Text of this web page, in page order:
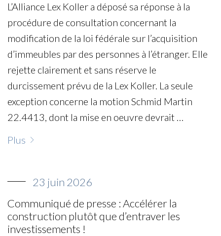
L’Alliance Lex Koller a déposé sa réponse à la
procédure de consultation concernant la
modification de la loi fédérale sur l’acquisition
d’immeubles par des personnes à l’étranger. Elle
rejette clairement et sans réserve le
durcissement prévu de la Lex Koller. La seule
exception concerne la motion Schmid Martin
22.4413, dont la mise en oeuvre devrait …
Plus
23 juin 2026
Communiqué de presse : Accélérer la
construction plutôt que d’entraver les
investissements !